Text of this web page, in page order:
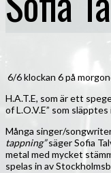
6/6 klockan 6 på
H.A.T.E, som är ett
of L.O.V.E” som
Många singer/
tappning”säger Sofia
metal med mycket
spelas in av